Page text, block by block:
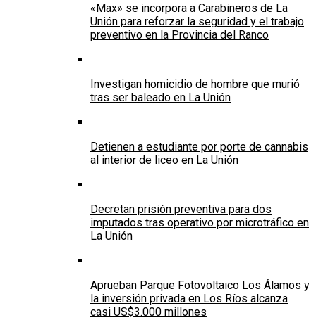
«Max» se incorpora a Carabineros de La
Unión para reforzar la seguridad y el trabajo
preventivo en la Provincia del Ranco
Investigan homicidio de hombre que murió
tras ser baleado en La Unión
Detienen a estudiante por porte de cannabis
al interior de liceo en La Unión
Decretan prisión preventiva para dos
imputados tras operativo por microtráfico en
La Unión
Aprueban Parque Fotovoltaico Los Álamos y
la inversión privada en Los Ríos alcanza
casi US$3.000 millones